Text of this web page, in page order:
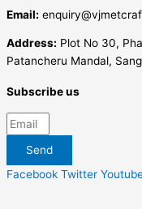
Email:
Address: Plot No 30,
Patancheru Mandal,
Subscribe us
Send
Facebook Twitter